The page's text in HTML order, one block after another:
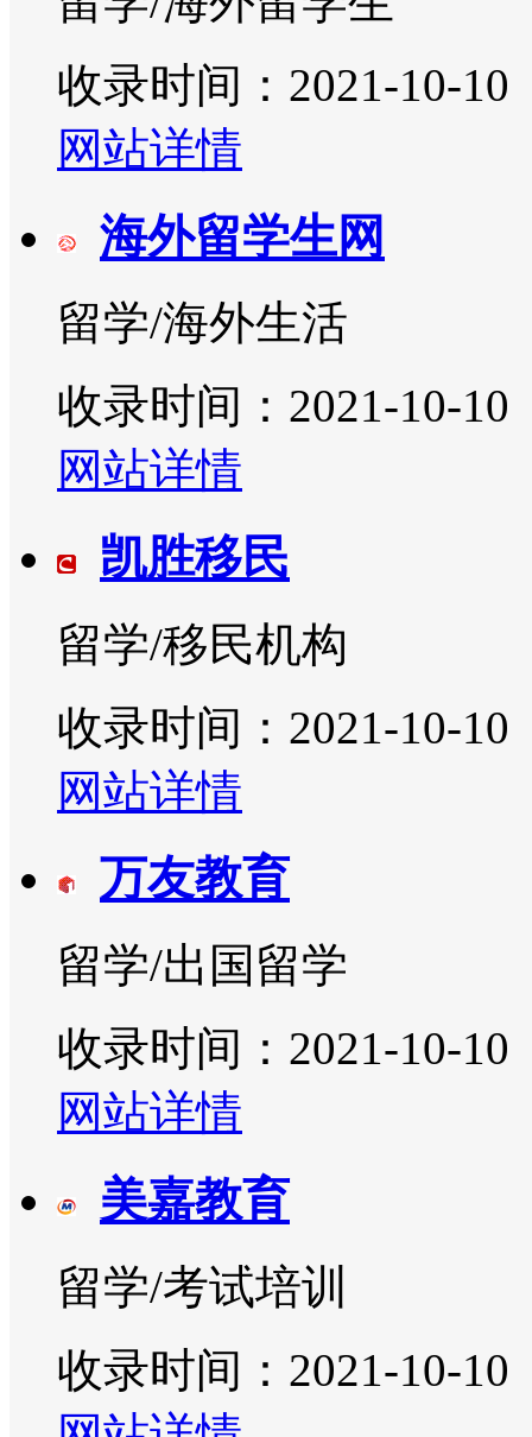
收录时间：2021-10-10
网站详情
海外留学生网
留学/海外生活
收录时间：2021-10-10
网站详情
凯胜移民
留学/移民机构
收录时间：2021-10-10
网站详情
万友教育
留学/出国留学
收录时间：2021-10-10
网站详情
美嘉教育
留学/考试培训
收录时间：2021-10-10